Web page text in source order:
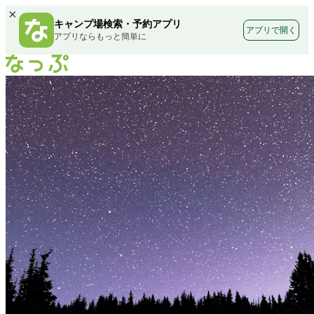
×
キャンプ場検索・予約アプリ
アプリならもっと簡単に
アプリで開く